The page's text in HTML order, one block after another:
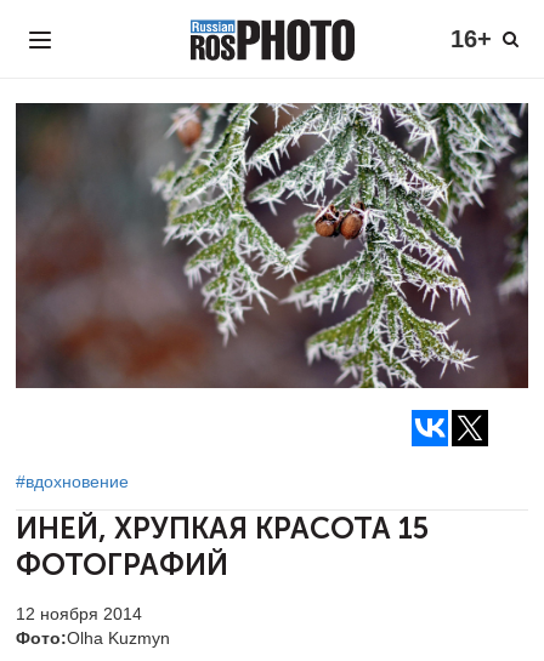
16+
#вдохновение
ИНЕЙ, ХРУПКАЯ КРАСОТА 15
ФОТОГРАФИЙ
12 ноября 2014
Фото:Olha Kuzmyn